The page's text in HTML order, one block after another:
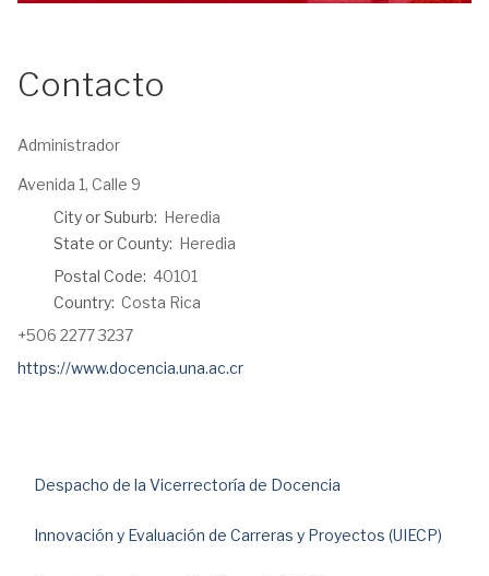
Contacto
Administrador
Address:
Avenida 1, Calle 9
City or Suburb: Heredia
State or County: Heredia
Postal Code: 40101
Country: Costa Rica
Phone:
+506 2277 3237
Webpage:
https://www.docencia.una.ac.cr
Despacho de la Vicerrectoría de Docencia
Innovación y Evaluación de Carreras y Proyectos (UIECP)